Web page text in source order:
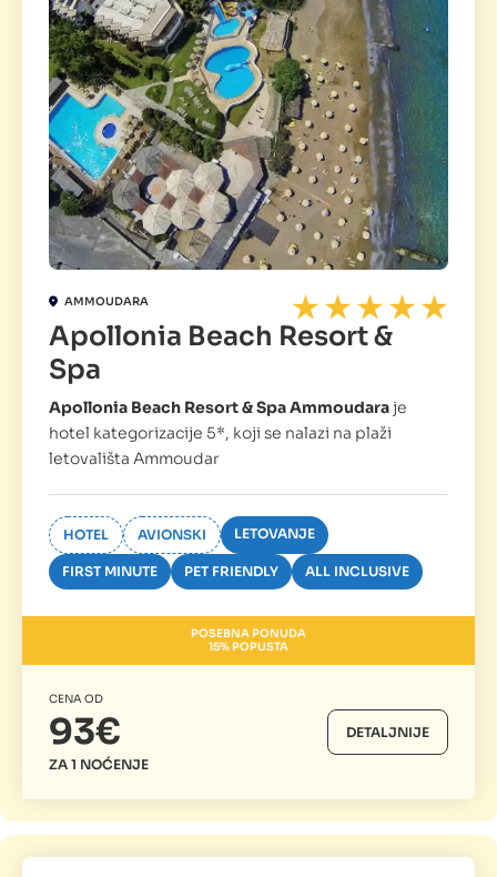
AMMOUDARA
Apollonia Beach Resort &
Spa
Apollonia Beach Resort & Spa Ammoudaraje
hotel kategorizacije 5*, koji se nalazi na plaži
letovališta Ammoudar
HOTEL AVIONSKI LETOVANJE
FIRST MINUTE PET FRIENDLY ALL INCLUSIVE
POSEBNA PONUDA
15% POPUSTA
CENA OD
93€
ZA 1 NOĆENJE
DETALJNIJE